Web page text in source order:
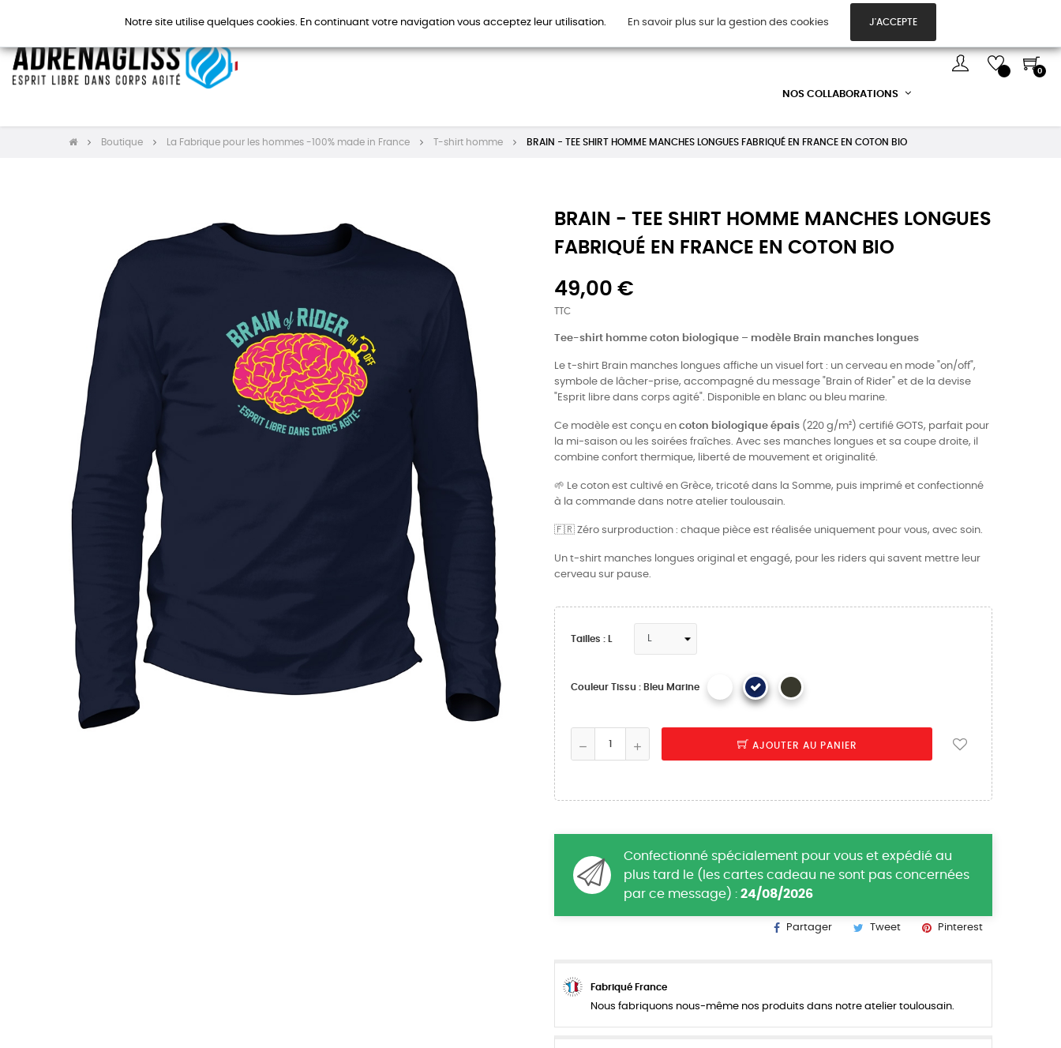
HOMMES FEMMES CARTES CADEAUX
NOS COLLABORATIONS
0
Boutique La Fabrique pour les hommes -100% made in France T-shirt homme BRAIN - TEE SHIRT HOMME MANCHES LONGUES FABRIQUÉ EN FRANCE EN COTON BIO
BRAIN - TEE SHIRT HOMME MANCHES LONGUES
FABRIQUÉ EN FRANCE EN COTON BIO
49,00 €
TTC
Tee-shirt homme coton biologique – modèle Brain manches longues
Le t-shirt Brain manches longues affiche un visuel fort : un cerveau en mode "on/off",
symbole de lâcher-prise, accompagné du message "Brain of Rider" et de la devise
"Esprit libre dans corps agité". Disponible en blanc ou bleu marine.
Ce modèle est conçu en coton biologique épais (220 g/m²) certifié GOTS, parfait pour
la mi-saison ou les soirées fraîches. Avec ses manches longues et sa coupe droite, il
combine confort thermique, liberté de mouvement et originalité.
🌱 Le coton est cultivé en Grèce, tricoté dans la Somme, puis imprimé et confectionné
à la commande dans notre atelier toulousain.
🇫🇷 Zéro surproduction : chaque pièce est réalisée uniquement pour vous, avec soin.
Un t-shirt manches longues original et engagé, pour les riders qui savent mettre leur
cerveau sur pause.
Tailles : L
Couleur Tissu : Bleu Marine
AJOUTER AU PANIER
Confectionné spécialement pour vous et expédié au
plus tard le (les cartes cadeau ne sont pas concernées
par ce message) : 24/08/2026
Partager Tweet Pinterest
Fabriqué France
Nous fabriquons nous-même nos produits dans notre atelier toulousain.
Notre site utilise quelques cookies. En continuant votre navigation vous acceptez leur utilisation. En savoir plus sur la gestion des cookies J'ACCEPTE